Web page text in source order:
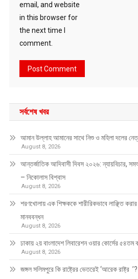
email, and website
in this browser for
the next time I
comment.
সর্বশেষ খবর
আমান উল্লাহ আমানের সাথে নিশু ও মহিলা দলের
August 8, 2026
আন্তর্জাতিক আদিবাসী দিবস ২০২৬: ন্যায়বিচার,
– নিকোলাস বিশ্বাস
August 8, 2026
শরণখোলায় এক শিক্ষককে শারীরিকভাবে লাঞ্ছিত
মানববন্ধন
August 8, 2026
ঢাকায় ২য় বাংলাদেশ লিবারেশন ওয়ার কোর্সের
August 8, 2026
জঙ্গল সলিমপুরে কি রাষ্ট্রের ভেতরেই ‘আরেক